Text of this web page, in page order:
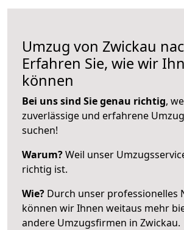
Umzug von Zwickau
Erfahren Sie, wie wir
können
Bei uns sind Sie genau richtig,
zuverlässige und erfahrene
suchen!
Warum?Weil unser
richtig ist.
Wie? Durch unser professionelles
können wir Ihnen weitaus mehr
andere Umzugsfirmen in Zwickau.